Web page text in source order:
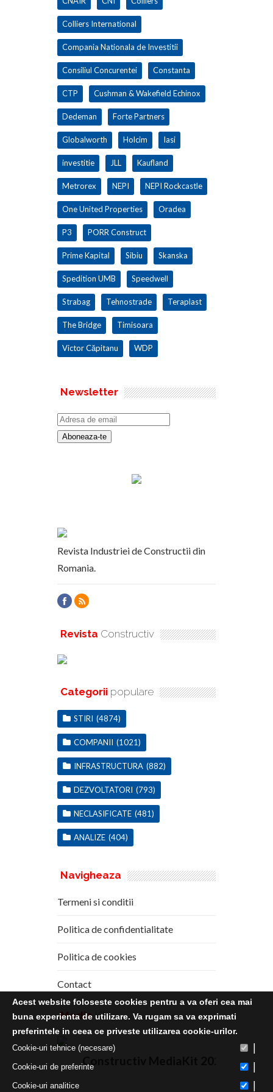
Colliers International
Compania Nationala de Investitii
Consiliul Concurentei Constanta
CTP Cushman & Wakefield Echinox
Dedeman Forte Partners
Globalworth Holcim Iasi
investitie JLL Kaufland
Metrorex NEPI NEPI Rockcastle
One United Properties Oradea
P3 PORR Construct
Prime Kapital Sibiu Skanska
Spedition UMB Speedwell
Strabag Tehnostrade Teraplast
The Bridge Timisoara
Victor Căpitanu WDP
Newsletter
Revista Industriei de Constructii din
Romania.
Revista Constructiv
Categorii populare
STIRI (4874)
COMPANII (1021)
INFRASTRUCTURA (882)
DEZVOLTATORI (793)
NECLASIFICATE (481)
ANALIZE (404)
Navigheaza
Termeni si conditii
Politica de confidentialitate
Politica de cookies
Contact
Media Kit
Constructiv MediaKit 2020
Acest website foloseste cookies pentru a va oferi cea mai
buna experienta de utilizare. Va rugam sa va exprimati
preferintele in ceea ce priveste utilizarea cookie-urilor.
Cookie-uri tehnice (necesare)
Cookie-uri de preferinte
Cookie-uri analitice